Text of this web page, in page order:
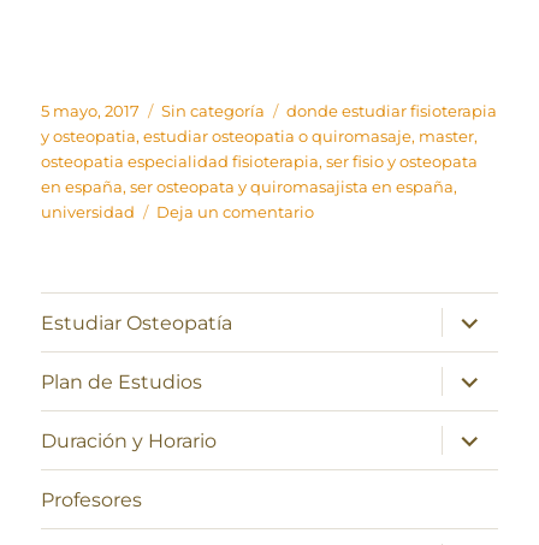
Publicado
el
5 mayo, 2017 Categorías
Sin categoría Etiquetas
donde estudiar fisioterapia
y osteopatia,estudiar osteopatia o quiromasaje, master,
osteopatia especialidad fisioterapia,ser fisio y osteopata
en españa,ser osteopata y quiromasajista en españa,
universidad
Deja un comentarioen
de
Estudiar Osteopatía
expande
el
menú
inferior
Plan de Estudios
expande
el
menú
inferior
Duración y Horario
expande
el
menú
Profesores